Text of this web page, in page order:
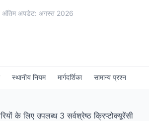
अंतिम अपडेट: अगस्त 2026
स्थानीय नियम मार्गदर्शिका सामान्य प्रश्न
के लिए उपलब्ध 3 सर्वश्रेष्ठ क्रिप्टोक्यूरेंसी